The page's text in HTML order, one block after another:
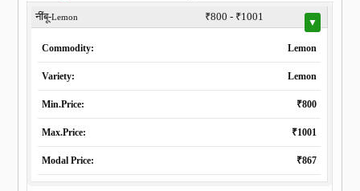
नींबू-Lemon ₹800 - ₹1001 ▼
Commodity: Lemon
Variety: Lemon
Min.Price: ₹800
Max.Price: ₹1001
Modal Price: ₹867